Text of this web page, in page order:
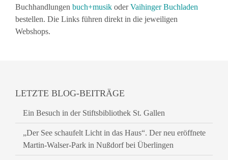
Buchhandlungen buch+musik oderVaihinger Buchladen
bestellen. Die Links führen direkt in die jeweiligen
Webshops.
LETZTE BLOG-BEITRÄGE
Ein Besuch in der Stiftsbibliothek St. Gallen
„Der See schaufelt Licht in das Haus“. Der neu eröffnete
Martin-Walser-Park in Nußdorf bei Überlingen